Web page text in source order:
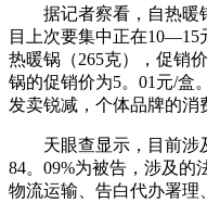
据记者察看，自热暖锅
目上次要集中正在10—15
热暖锅（265克），促销
锅的促销价为5。01元/盒
发卖锐减，个体品牌的消
天眼查显示，目前涉
84。09%为被告，涉及的
物流运输、告白代办署理